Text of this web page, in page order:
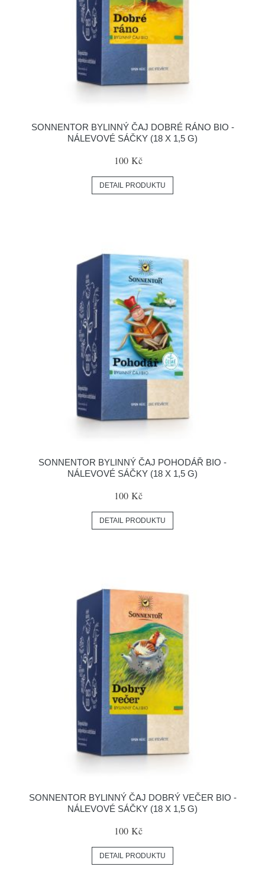
SONNENTOR BYLINNÝ ČAJ DOBRÉ RÁNO BIO -
NÁLEVOVÉ SÁČKY (18 X 1,5 G)
100 Kč
DETAIL PRODUKTU
SONNENTOR BYLINNÝ ČAJ POHODÁŘ BIO -
NÁLEVOVÉ SÁČKY (18 X 1,5 G)
100 Kč
DETAIL PRODUKTU
SONNENTOR BYLINNÝ ČAJ DOBRÝ VEČER BIO -
NÁLEVOVÉ SÁČKY (18 X 1,5 G)
100 Kč
DETAIL PRODUKTU